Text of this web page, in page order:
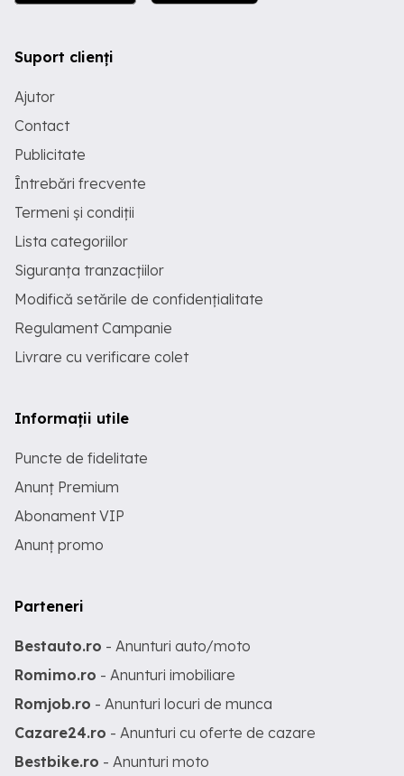
Suport clienți
Ajutor
Contact
Publicitate
Întrebări frecvente
Termeni și condiții
Lista categoriilor
Siguranța tranzacțiilor
Modifică setările de confidențialitate
Regulament Campanie
Livrare cu verificare colet
Informații utile
Puncte de fidelitate
Anunț Premium
Abonament VIP
Anunț promo
Parteneri
Bestauto.ro - Anunturi auto/moto
Romimo.ro - Anunturi imobiliare
Romjob.ro - Anunturi locuri de munca
Cazare24.ro - Anunturi cu oferte de cazare
Bestbike.ro - Anunturi moto